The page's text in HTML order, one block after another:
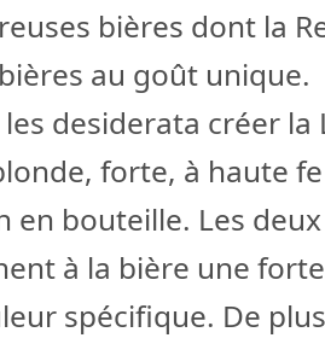
bières dont la
au goût unique.
desiderata créer la
forte, à haute
en bouteille. Les
à la bière une
spécifique. De